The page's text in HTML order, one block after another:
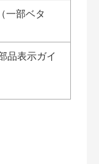
一部ベタ
表示ガイ